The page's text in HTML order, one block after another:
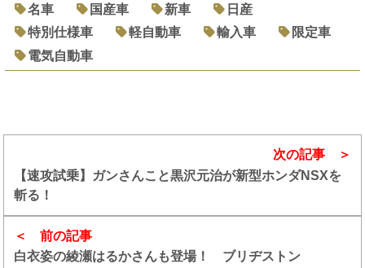
名車
国産車 新車
日産
特別仕様車
軽自動車 輸入車
限定車
電気自動車
前の記事
白衣姿の綾瀬はるかさんも登場！ ブリヂストン
次の記事
【速攻試乗】ガンさんこと黒沢元治が新型ホンダNSXを
斬る！